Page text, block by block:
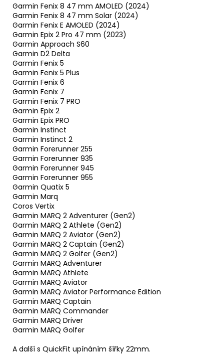
Garmin Fenix 8 47 mm AMOLED (2024)
Garmin Fenix 8 47 mm Solar (2024)
Garmin Fenix E AMOLED (2024)
Garmin Epix 2 Pro 47 mm (2023)
Garmin Approach S60
Garmin D2 Delta
Garmin Fenix 5
Garmin Fenix 5 Plus
Garmin Fenix 6
Garmin Fenix 7
Garmin Fenix 7 PRO
Garmin Epix 2
Garmin Epix PRO
Garmin Instinct
Garmin Instinct 2
Garmin Forerunner 255
Garmin Forerunner 935
Garmin Forerunner 945
Garmin Forerunner 955
Garmin Quatix 5
Garmin Marq
Coros Vertix
Garmin MARQ 2 Adventurer (Gen2)
Garmin MARQ 2 Athlete (Gen2)
Garmin MARQ 2 Aviator (Gen2)
Garmin MARQ 2 Captain (Gen2)
Garmin MARQ 2 Golfer (Gen2)
Garmin MARQ Adventurer
Garmin MARQ Athlete
Garmin MARQ Aviator
Garmin MARQ Aviator Performance Edition
Garmin MARQ Captain
Garmin MARQ Commander
Garmin MARQ Driver
Garmin MARQ Golfer
A další s QuickFit upínáním šířky 22mm.